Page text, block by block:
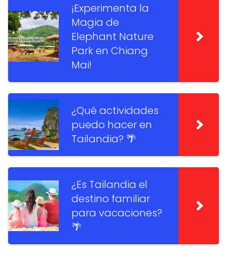
¡Experimenta la
Magia de
Elephant Nature
Park en Chiang
Mai!
¿Qué actividades
puedo hacer en
Tailandia? 🌴
¿Es Tailandia el
destino familiar
para vacaciones?
🌴